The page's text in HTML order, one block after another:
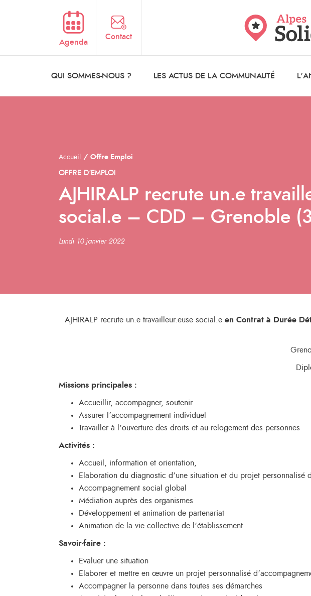
Agenda
Contact
QUI SOMMES-NOUS ? LES ACTUS DE LA COMMUNAUTÉ
Accueil Offre Emploi
OFFRE D'EMPLOI
AJHIRALP recrute un.e
social.e – CDD – Grenoble
Lundi 10 janvier 2022
AJHIRALP recrute un.e travailleur.euse social.e en Contrat à Durée
Missions principales :
Accueillir, accompagner, soutenir
Assurer l’accompagnement individuel
Travailler à l’ouverture des droits et au relogement des personnes
Activités :
Accueil, information et orientation,
Elaboration du diagnostic d’une situation et du projet personnalisé
Accompagnement social global
Médiation auprès des organismes
Développement et animation de partenariat
Animation de la vie collective de l’établissement
Savoir-faire :
Evaluer une situation
Elaborer et mettre en œuvre un projet personnalisé
Accompagner la personne dans toutes ses démarches